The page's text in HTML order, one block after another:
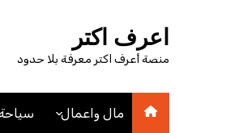
اعرف اكتر
منصة أعرف اكتر معرفة بلا حدود
مال واعمال